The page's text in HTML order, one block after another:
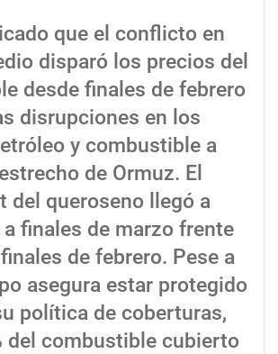
que el conflicto en
disparó los precios del
desde finales de febrero
disrupciones en los
y combustible a
de Ormuz. El
del queroseno llegó a
finales de marzo frente
de febrero. Pese a
asegura estar protegido
política de coberturas,
del combustible cubierto